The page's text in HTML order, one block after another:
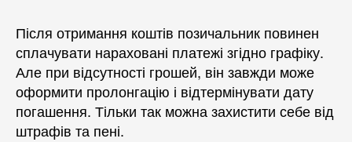
Після отримання коштів позичальник повинен
сплачувати нараховані платежі згідно графіку.
Але при відсутності грошей, він завжди може
оформити пролонгацію і відтермінувати дату
погашення. Тільки так можна захистити себе від
штрафів та пені.